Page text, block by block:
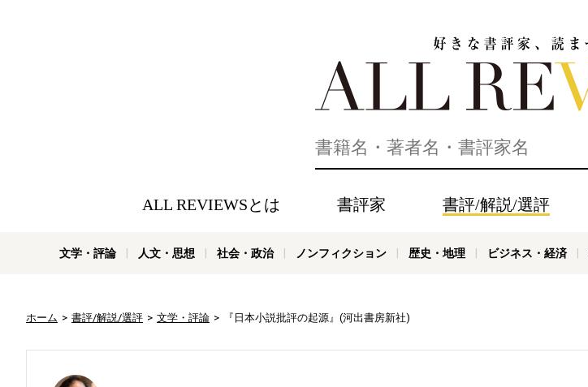
ALL REVIEWSとは 書評家 書評/解説/選評
文学・評論 人文・思想 社会・政治 ノンフィクション 歴史・地理 ビジネス・経済
ホーム 書評/解説/選評 文学・評論 『日本小説批評の起源』(河出書房新社)